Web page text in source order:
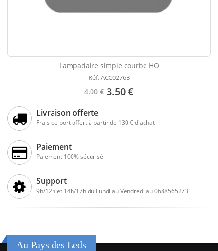
Lampadaire simple courbé HO
Réf. ACC0276B
4.00 € 3.50 €
Livraison offerte
Frais de port offert à partir de 130 € d'achat
Paiement
Paiement 100% sécurisé
Support
9h/12h et 14h/17h du Lundi au Vendredi au 0688565273
Au Pays des Leds